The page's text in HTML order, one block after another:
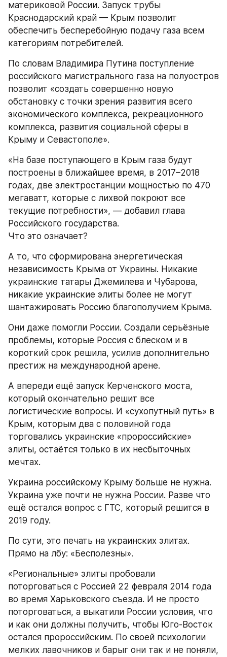
материковой России. Запуск трубы
Краснодарский край — Крым позволит
обеспечить бесперебойную подачу газа всем
категориям потребителей.
По словам Владимира Путина поступление
российского магистрального газа на полуостров
позволит «создать совершенно новую
обстановку с точки зрения развития всего
экономического комплекса, рекреационного
комплекса, развития социальной сферы в
Крыму и Севастополе».
«На базе поступающего в Крым газа будут
построены в ближайшее время, в 2017–2018
годах, две электростанции мощностью по 470
мегаватт, которые с лихвой покроют все
текущие потребности», — добавил глава
Российского государства.
Что это означает?
А то, что сформирована энергетическая
независимость Крыма от Украины. Никакие
украинские татары Джемилева и Чубарова,
никакие украинские элиты более не могут
шантажировать Россию благополучием Крыма.
Они даже помогли России. Создали серьёзные
проблемы, которые Россия с блеском и в
короткий срок решила, усилив дополнительно
престиж на международной арене.
А впереди ещё запуск Керченского моста,
который окончательно решит все
логистические вопросы. И «сухопутный путь» в
Крым, которым два с половиной года
торговались украинские «пророссийские»
элиты, остаётся только в их несбыточных
мечтах.
Украина российскому Крыму больше не нужна.
Украина уже почти не нужна России. Разве что
ещё остался вопрос с ГТС, который решится в
2019 году.
По сути, это печать на украинских элитах.
Прямо на лбу: «Бесполезны».
«Региональные» элиты пробовали
поторговаться с Россией 22 февраля 2014 года
во время Харьковского съезда. И не просто
поторговаться, а выкатили России условия, что
и как они должны получить, чтобы Юго-Восток
остался пророссийским. По своей психологии
мелких лавочников и барыг они так и не поняли,